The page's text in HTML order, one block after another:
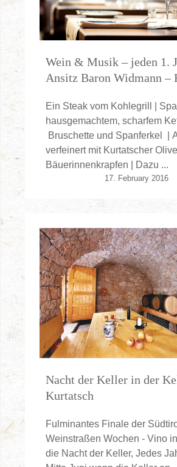
Wein & Musik – jeden 1.
Ansitz Baron Widmann –
Ein Steak vom Kohlegrill |
hausgemachtem, scharfem
Bruschette und Spanferkel |
verfeinert mit Kurtatscher
Bäuerinnenkrapfen | Dazu ...
17. February 2016
Nacht der Keller in der
Kurtatsch
Fulminantes Finale der
Weinstraßen Wochen - Vino
die Nacht der Keller, Jedes